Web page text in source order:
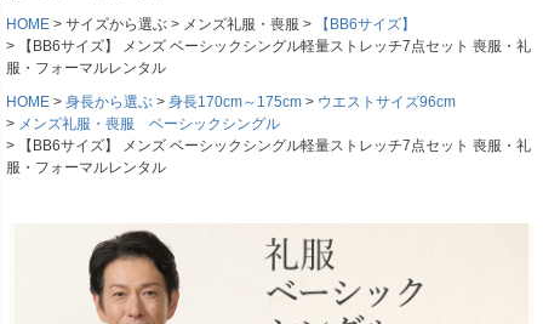
HOME
サイズから選ぶ メンズ礼服・喪服
【BB6サイズ】
【BB6サイズ】 メンズ ベーシックシングル軽量ストレッチ7点セット 喪服・礼
服・フォーマルレンタル
HOME
身長から選ぶ 身長170cm～175cm
ウエストサイズ96cm
メンズ礼服・喪服 ベーシックシングル
【BB6サイズ】 メンズ ベーシックシングル軽量ストレッチ7点セット 喪服・礼
服・フォーマルレンタル